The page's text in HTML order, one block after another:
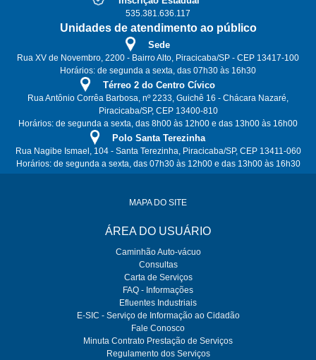
535.381.636.117
Unidades de atendimento ao público
Sede
Rua XV de Novembro, 2200 - Bairro Alto, Piracicaba/SP - CEP 13417-100
Horários: de segunda a sexta, das 07h30 às 16h30
Térreo 2 do Centro Cívico
Rua Antônio Corrêa Barbosa, nº 2233, Guichê 16 - Chácara Nazaré,
Piracicaba/SP, CEP 13400-810
Horários: de segunda a sexta, das 8h00 às 12h00 e das 13h00 às 16h00
Polo Santa Terezinha
Rua Nagibe Ismael, 104 - Santa Terezinha, Piracicaba/SP, CEP 13411-060
Horários: de segunda a sexta, das 07h30 às 12h00 e das 13h00 às 16h30
MAPA DO SITE
ÁREA DO USUÁRIO
Caminhão Auto-vácuo
Consultas
Carta de Serviços
FAQ - Informações
Efluentes Industriais
E-SIC - Serviço de Informação ao Cidadão
Fale Conosco
Minuta Contrato Prestação de Serviços
Regulamento dos Serviços